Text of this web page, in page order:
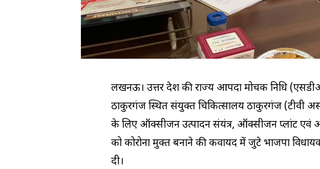
लखनऊ। उत्तर प्रदेश की राज्य आपदा मोचक निधि
ठाकुरगंज स्थित संयुक्त चिकित्सालय ठाकुरगंज (टीवी
के लिए ऑक्सीजन उत्पादन संयंत्र, ऑक्सीजन प्लांट एवं
को कोरोना मुक्त बनाने की कवायद में जुटे भाजपा
दी।